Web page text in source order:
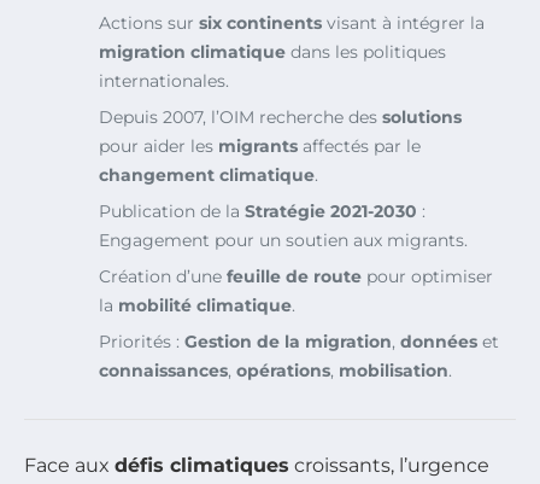
Actions sur six continents visant à intégrer la
migration climatique dans les politiques
internationales.
Depuis 2007, l’OIM recherche des solutions
pour aider les migrants affectés par le
changement climatique.
Publication de la Stratégie 2021-2030 :
Engagement pour un soutien aux migrants.
Création d’une feuille de route pour optimiser
la mobilité climatique.
Priorités : Gestion de la migration, données et
connaissances, opérations, mobilisation.
Face aux défis climatiques croissants, l’urgence